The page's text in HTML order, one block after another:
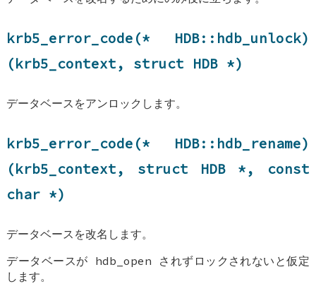
krb5_error_code(* HDB::hdb_unlock)
(krb5_context, struct HDB *)
データベースをアンロックします。
krb5_error_code(* HDB::hdb_rename)
(krb5_context, struct HDB *, const
char *)
データベースを改名します。
データベースが hdb_open されずロックされないと仮定
します。